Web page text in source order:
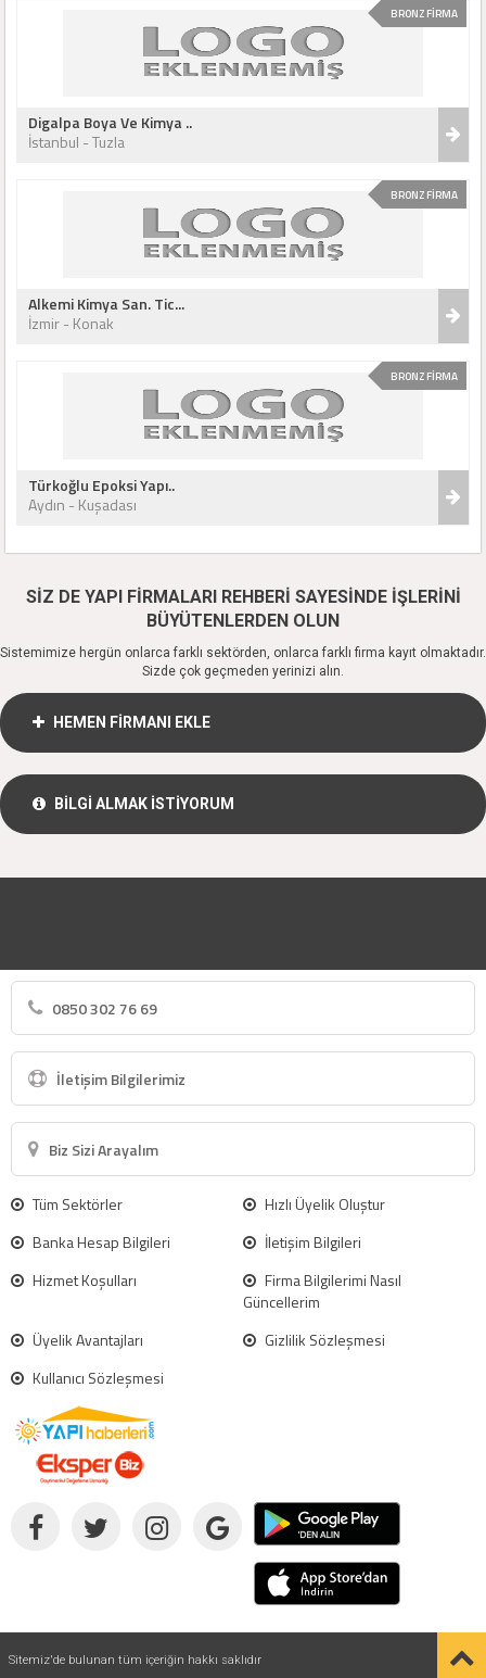
BRONZ FİRMA
Digalpa Boya Ve Kimya ..
İstanbul - Tuzla
BRONZ FİRMA
Alkemi Kimya San. Tic...
İzmir - Konak
BRONZ FİRMA
Türkoğlu Epoksi Yapı..
Aydın - Kuşadası
SİZ DE YAPI FİRMALARI REHBERİ SAYESİNDE İŞLERİNİ
BÜYÜTENLERDEN OLUN
Sistemimize hergün onlarca farklı sektörden, onlarca farklı firma kayıt olmaktadır.
Sizde çok geçmeden yerinizi alın.
HEMEN FİRMANI EKLE
BİLGİ ALMAK İSTİYORUM
0850 302 76 69
İletişim Bilgilerimiz
Biz Sizi Arayalım
Tüm Sektörler
Hızlı Üyelik Oluştur
Banka Hesap Bilgileri
İletişim Bilgileri
Hizmet Koşulları
Firma Bilgilerimi Nasıl
Güncellerim
Üyelik Avantajları
Gizlilik Sözleşmesi
Kullanıcı Sözleşmesi
Sitemiz'de bulunan tüm içeriğin hakkı saklıdır